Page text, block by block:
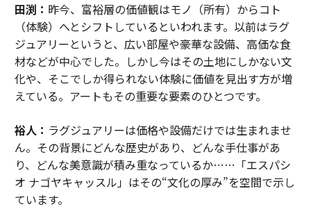
田渕： 昨今、富裕層の価値観はモノ（所有）からコト
（体験）へとシフトしているといわれます。以前はラグ
ジュアリーというと、広い部屋や豪華な設備、高価な食
材などが中心でした。しかし今はその土地にしかない文
化や、そこでしか得られない体験に価値を見出す方が増
えている。アートもその重要な要素のひとつです。
裕人： ラグジュアリーは価格や設備だけでは生まれませ
ん。その背景にどんな歴史があり、どんな手仕事があ
り、どんな美意識が積み重なっているか……「エスパシ
オ ナゴヤキャッスル」はその“文化の厚み”を空間で示し
ています。